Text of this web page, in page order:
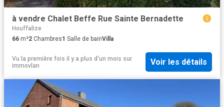
à vendre Chalet Beffe Rue Sainte Bernadette
Houffalize
66 m²2 Chambres1 Salle de bainVilla
Vu la première fois il y a plus d'un mois sur
immovlan
Voir les détails